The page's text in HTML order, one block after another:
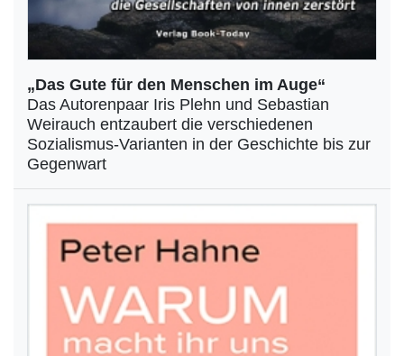
„Das Gute für den Menschen im Auge“
Das Autorenpaar Iris Plehn und Sebastian
Weirauch entzaubert die verschiedenen
Sozialismus-Varianten in der Geschichte bis zur
Gegenwart